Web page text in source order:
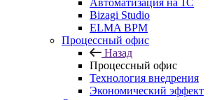
Автоматизация на 1С
Bizagi Studio
ELMA BPM
Процессный офис
Назад
Процессный офис
Технология внедрения
Экономический эффект